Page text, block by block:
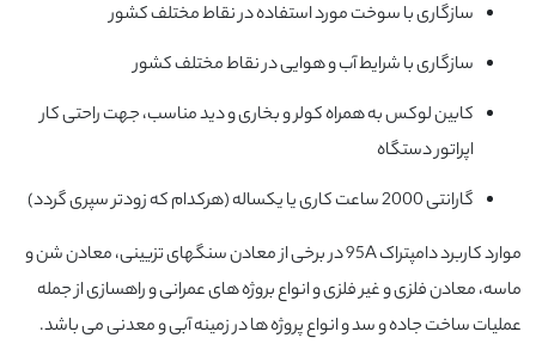
سازگاری با سوخت مورد استفاده در نقاط مختلف کشور
سازگاری با شرایط آب و هوایی در نقاط مختلف کشور
کابین لوکس به همراه کولر و بخاری و دید مناسب، جهت راحتی کار
اپراتور دستگاه
گارانتی 2000 ساعت کاری یا یکساله (هرکدام که زودتر سپری گردد)
موارد کاربرد دامپتراک 95A در برخی از معادن سنگهای تزیینی، معادن شن و
ماسه، معادن فلزی و غیر فلزی و انواع بروژه های عمرانی و راهسازی از جمله
عملیات ساخت جاده و سد و انواع پروژه ها در زمینه آبی و معدنی می باشد.